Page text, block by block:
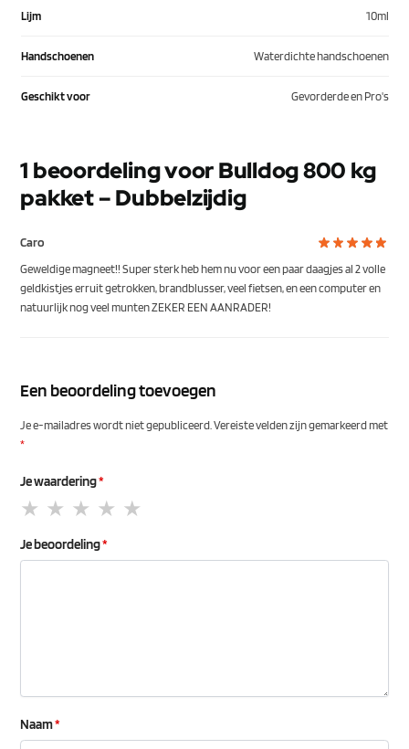
Lijm 10ml
Handschoenen Waterdichte handschoenen
Geschikt voor Gevorderde en Pro's
1 beoordeling voorBulldog 800 kg
pakket – Dubbelzijdig
Caro
Geweldige magneet!! Super sterk heb hem nu voor een paar daagjes al 2 volle
geldkistjes erruit getrokken, brandblusser, veel fietsen, en een computer en
natuurlijk nog veel munten ZEKER EEN AANRADER!
Een beoordeling toevoegen
Je e-mailadres wordt niet gepubliceerd. Vereiste velden zijn gemarkeerd met
*
Je waardering*
Je beoordeling*
Naam*